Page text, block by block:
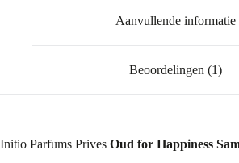
Aanvullende informatie
Beoordelingen (1)
Initio Parfums Prives Oud for Happiness